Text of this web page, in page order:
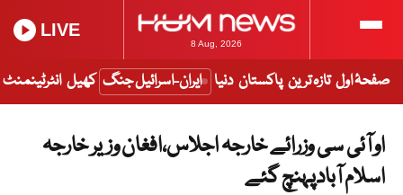
8 Aug, 2026
LIVE
صفحۂ اول تازہ ترین پاکستان دنیا ایران-اسرائیل جنگ کھیل انٹرٹینمنٹ
او آئی سی وزرائے خارجہ اجلاس،افغان وزیر خارجہ
اسلام آبادپہنچ گئے